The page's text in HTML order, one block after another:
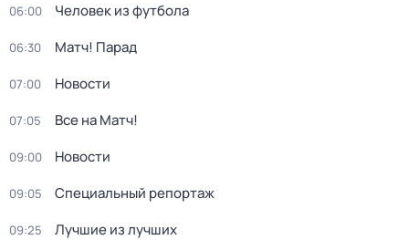
06:00 Человек из футбола
06:30 Матч! Парад
07:00 Новости
07:05 Все на Матч!
09:00 Новости
09:05 Специальный репортаж
09:25 Лучшие из лучших